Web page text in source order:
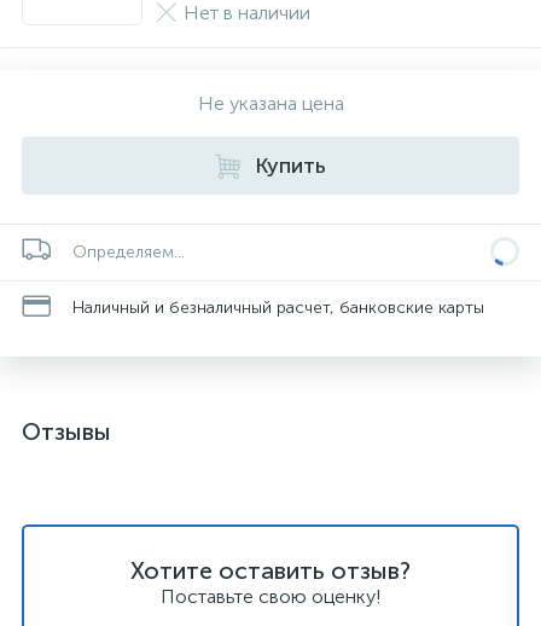
Нет в наличии
Не указана цена
Купить
Определяем...
Наличный и безналичный расчет, банковские карты
Отзывы
Хотите оставить отзыв?
Поставьте свою оценку!